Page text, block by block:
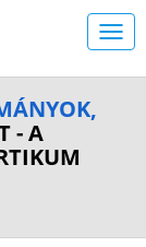
- A